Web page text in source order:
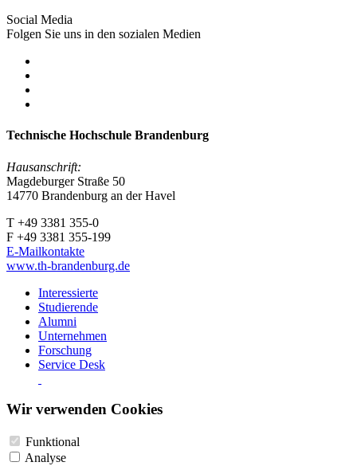
Social Media
Folgen Sie uns in den sozialen Medien
Technische Hochschule Brandenburg
Hausanschrift:
Magdeburger Straße 50
14770 Brandenburg an der Havel
T +49 3381 355-0
F +49 3381 355-199
E-Mailkontakte
www.th-brandenburg.de
Interessierte
Studierende
Alumni
Unternehmen
Forschung
Service Desk
Wir verwenden Cookies
Funktional
Analyse